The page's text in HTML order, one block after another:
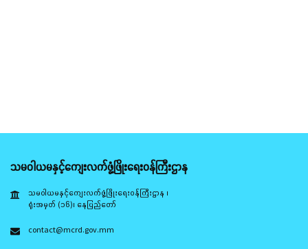
သမဝါယမနှင့်ကျေးလက်ဖွံ့ဖြိုးရေးဝန်ကြီးဌာန
သမဝါယမနှင့်ကျေးလက်ဖွံ့ဖြိုးရေးဝန်ကြီးဌာန ၊
ရုံးအမှတ် (၁၆)၊ နေပြည်တော်
contact@mcrd.gov.mm